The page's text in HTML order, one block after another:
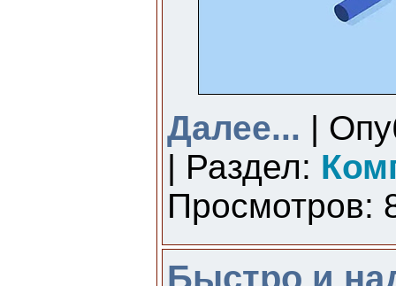
Далее... |
| Раздел:
Просмотров:
Быстро и